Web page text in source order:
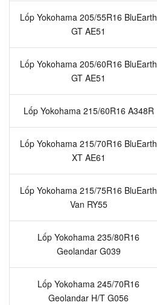
Lốp Yokohama 205/55R16 BluEarth
GT AE51
Lốp Yokohama 205/60R16 BluEarth
GT AE51
Lốp Yokohama 215/60R16 A348R
Lốp Yokohama 215/70R16 BluEarth
XT AE61
Lốp Yokohama 215/75R16 BluEarth
Van RY55
Lốp Yokohama 235/80R16
Geolandar G039
Lốp Yokohama 245/70R16
Geolandar H/T G056